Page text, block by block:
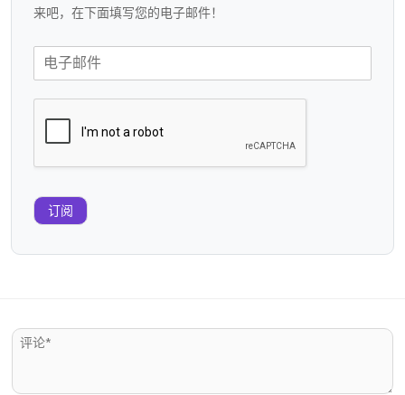
来吧，在下面填写您的电子邮件！
订阅